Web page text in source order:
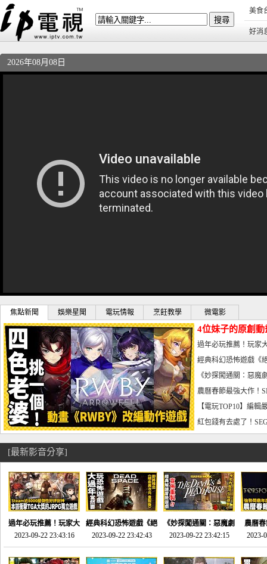
美食
好消
2026年08月08日
焦點新聞 娛樂星聞 電玩情報 烹飪教學 微電影
4位妹子的原創
曝光_電玩宅速配
過年必玩推薦！玩家
宅速配20230126
經典科幻恐怖遊戲《
懼體驗-電玩宅速配
《妙探闖通關：惡
到!!-電玩宅速配
農曆春節最強大作！
電玩宅速配20230123
【電玩TOP10】編
了，封面圖直接雷你
紅包錢有去處了！
宅速配20230119
[最新影音分享]
過年必玩推薦！玩家大
推的JRPG神作《神之
天平》介紹！-電玩宅
速配20230126
2023-09-22 23:43:16
經典科幻恐怖遊戲《絕
命異次元 重製版》重
回「石村號」的恐懼體
驗-電玩宅速配
2023-09-22 23:42:43
《妙探闖通關：惡魔劇
場》將推出「重製
版」!!!今年就能玩到!!-
電玩宅速配20230124
2023-09-22 23:42:15
農曆
SE社
動作角
電玩宅
2023-